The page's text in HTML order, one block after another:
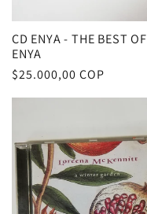
:
CD ENYA - THE BEST OF
ENYA
Precio
$25.000,00 COP